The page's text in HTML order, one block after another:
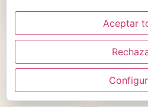
Galería de cartas
Aceptar